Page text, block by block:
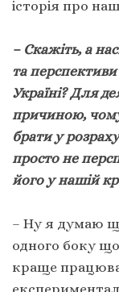
історія про
– Скажіть, а
та
Україні? Для
причиною,
брати у
просто не
його у нашій
– Ну я думаю
одного боку
краще